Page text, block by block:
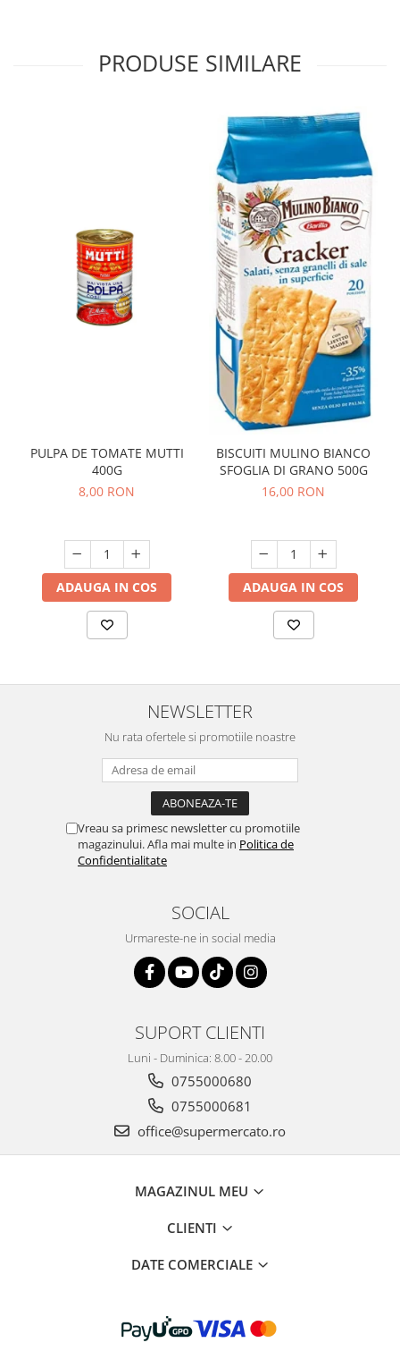
PRODUSE SIMILARE
PULPA DE TOMATE MUTTI
400G
8,00 RON
ADAUGA IN COS
BISCUITI MULINO BIANCO
SFOGLIA DI GRANO 500G
16,00 RON
ADAUGA IN COS
NEWSLETTER
Nu rata ofertele si promotiile noastre
Vreau sa primesc newsletter cu promotiile
magazinului. Afla mai multe in Politica de
Confidentialitate
SOCIAL
Urmareste-ne in social media
SUPORT CLIENTI
Luni - Duminica: 8.00 - 20.00
0755000680
0755000681
office@supermercato.ro
MAGAZINUL MEU
CLIENTI
DATE COMERCIALE